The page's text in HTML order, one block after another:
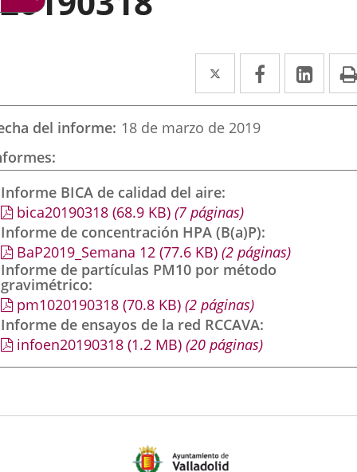
Twitter
Enlace
a
una
externa.
Facebook
Enlace
a
externa.
a
del informe 18 de marzo de 2019
Informe BICA de calidad del aire
bica20190318 (68.9 KB) (7 páginas)
Informe de concentración HPA (B(a)P)
BaP2019_Semana 12 (77.6 KB) (2 páginas)
Informe de partículas PM10 por método
gravimétrico
pm1020190318 (70.8 KB) (2 páginas)
Informe de ensayos de la red RCCAVA
infoen20190318 (1.2 MB) (20 páginas)